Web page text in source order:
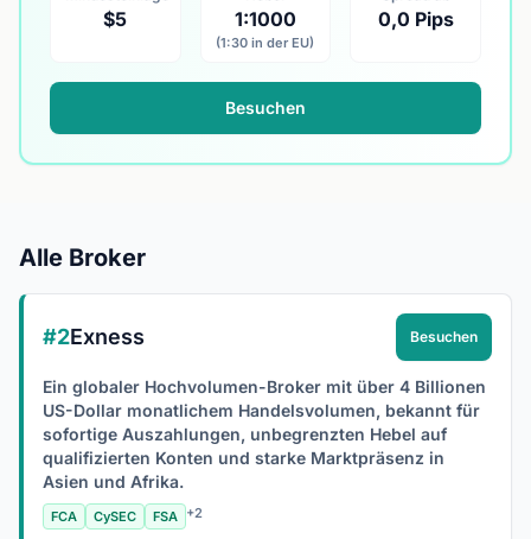
$5 1:1000
(1:30 in der EU)
0,0 Pips
Besuchen
Alle Broker
#2Exness Besuchen
Ein globaler Hochvolumen-Broker mit über 4 Billionen
US-Dollar monatlichem Handelsvolumen, bekannt für
sofortige Auszahlungen, unbegrenzten Hebel auf
qualifizierten Konten und starke Marktpräsenz in
Asien und Afrika.
FCA CySEC FSA +2